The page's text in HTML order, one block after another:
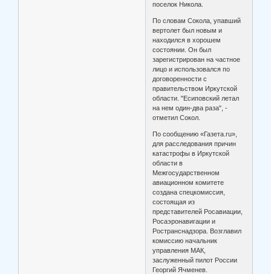
поселок Никола.
По словам Сокола, упавший
вертолет был новым и
находился в хорошем
состоянии. Он был
зарегистрирован на частное
лицо и использовался по
договоренности с
правительством Иркутской
области. "Есиповский летал
на нем один-два раза", -
отметил Сокол.
По сообщению «Газета.ru»,
для расследования причин
катастрофы в Иркутской
области в
Межгосударственном
авиационном комитете
создана спецкомиссия,
состоящая из
представителей Росавиации,
Росаэронавигации и
Ространснадзора. Возглавил
комиссию начальник
управления МАК,
заслуженный пилот России
Георгий Ячменев.